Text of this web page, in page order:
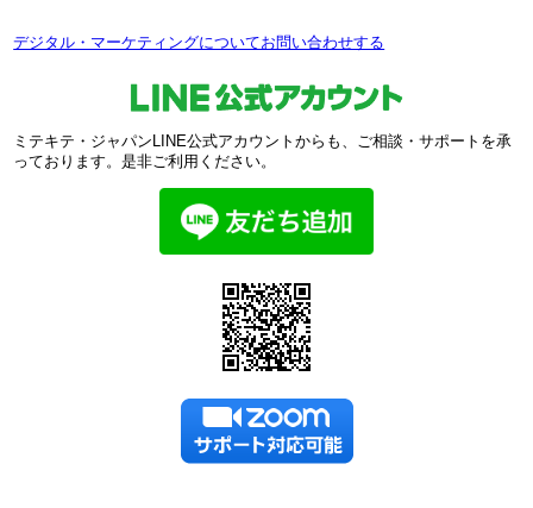
デジタル・マーケティングについてお問い合わせする
ミテキテ・ジャパンLINE公式アカウントからも、ご相談・サポートを承
っております。是非ご利用ください。